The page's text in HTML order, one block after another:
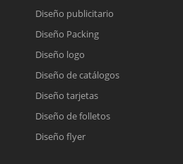
Diseño publicitario
Diseño Packing
Diseño logo
Diseño de catálogos
Diseño tarjetas
Diseño de folletos
Diseño flyer